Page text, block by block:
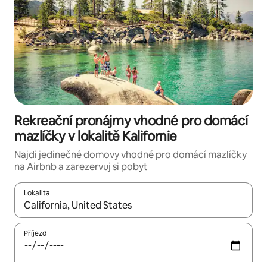
Rekreační pronájmy vhodné pro domácí
mazlíčky v lokalitě Kalifornie
Najdi jedinečné domovy vhodné pro domácí mazlíčky
na Airbnb a zarezervuj si pobyt
Lokalita
Až budou výsledky k dispozici, můžeš si je procházet pomocí
Příjezd